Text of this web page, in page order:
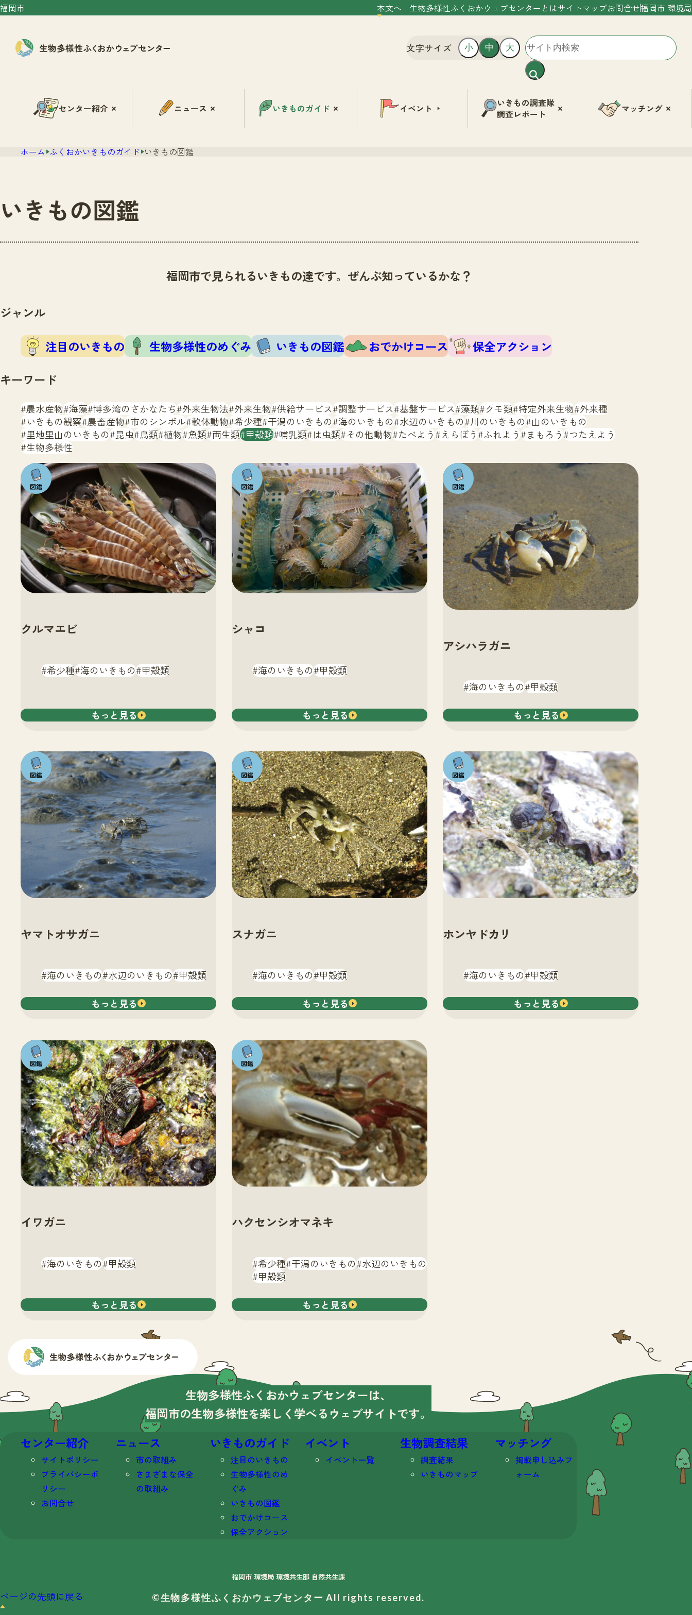
福岡市 本文へ 生物多様性ふくおかウェブセンターとはサイトマップお問合せ福岡市 環境局
文字サイズ 小 中 大
センター紹介 ニュース いきものガイド イベント
いきもの調査隊
調査レポート
マッチング
ホーム ふくおかいきものガイド いきもの図鑑
いきもの図鑑
福岡市で見られるいきもの達です。ぜんぶ知っているかな？
ジャンル
注目のいきもの 生物多様性のめぐみ いきもの図鑑 おでかけコース
保全アクション
キーワード
農水産物 海藻 博多湾のさかなたち 外来生物法 外来生物 供給サービス 調整サービス 基盤サービス 藻類 クモ類 特定外来生物 外来種
いきもの観察 農畜産物 市のシンボル 軟体動物 希少種 干潟のいきもの 海のいきもの 水辺のいきもの 川のいきもの 山のいきもの
里地里山のいきもの 昆虫 鳥類 植物 魚類 両生類 甲殻類 哺乳類 は虫類 その他動物 たべよう えらぼう ふれよう まもろう つたえよう
生物多様性
注目の
いきも
の
クルマエビ
希少種 海のいきもの 甲殻類
もっと見る
注目の
いきも
の
シャコ
海のいきもの 甲殻類
もっと見る
注目の
いきも
の
アシハラガニ
海のいきもの 甲殻類
もっと見る
注目の
いきも
の
ヤマトオサガニ
海のいきもの 水辺のいきもの 甲殻類
もっと見る
注目の
いきも
の
スナガニ
海のいきもの 甲殻類
もっと見る
注目の
いきも
の
ホンヤドカリ
海のいきもの 甲殻類
もっと見る
注目の
いきも
の
イワガニ
海のいきもの 甲殻類
もっと見る
注目の
いきも
の
ハクセンシオマネキ
希少種 干潟のいきもの 水辺のいきもの
甲殻類
もっと見る
生物多様性ふくおかウェブセンターは、
福岡市の生物多様性を楽しく学べる ウェブサイトです。
センター紹介
サイトポリシー
プライバシーポ
リシー
お問合せ
ニュース
市の取組み
さまざまな保全
の取組み
いきものガイド
注目のいきもの
生物多様性のめ
ぐみ
いきもの図鑑
おでかけコース
保全アクション
イベント
イベント一覧
生物調査結果
調査結果
いきものマップ
マッチング
掲載申し込みフ
ォーム
福岡市 環境局 環境共生部 自然共生課
ページの先頭に戻る ©生物多様性ふくおかウェブセンターAll rights reserved.